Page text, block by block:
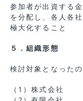
参加者が出資する
を分配し、各人各
極大化すること
５．組織形態
検討対象となったの
（1）株式会社